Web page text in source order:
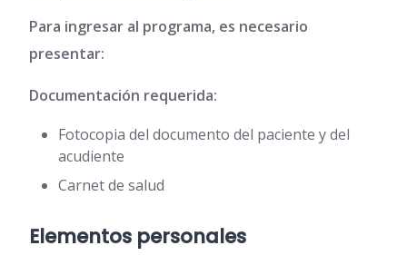
Para ingresar al programa, es necesario
presentar:
Documentación requerida:
Fotocopia del documento del paciente y del
acudiente
Carnet de salud
Elementos personales